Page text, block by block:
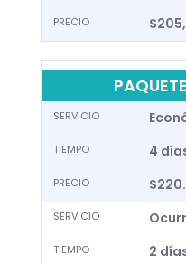
PRECIO
SERVICIO
TIEMPO 4
PRECIO
SERVICIO
TIEMPO 2